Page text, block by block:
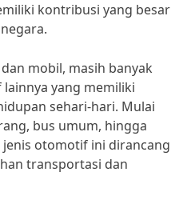
kontribusi yang besar
mobil, masih banyak
yang memiliki
sehari-hari. Mulai
bus umum, hingga
otomotif ini dirancang
transportasi dan